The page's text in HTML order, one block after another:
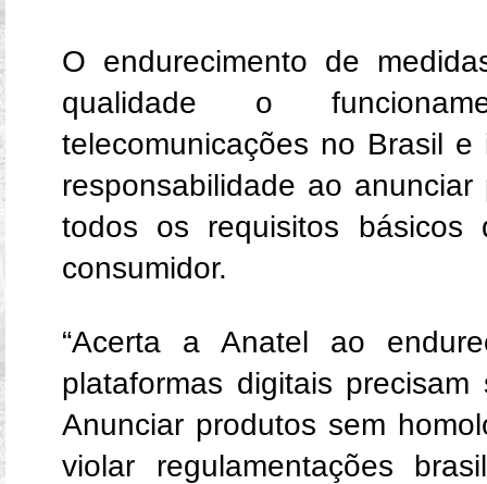
O endurecimento de
qualidade o
telecomunicações no Brasil
responsabilidade ao
todos os requisitos
consumidor.
“Acerta a Anatel ao
plataformas digitais
Anunciar produtos sem
violar regulamentações